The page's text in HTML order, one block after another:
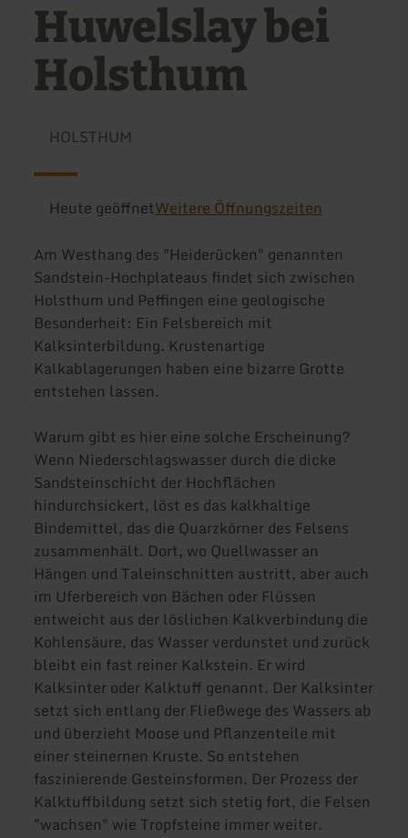
Huwelslay bei
Holsthum
HOLSTHUM
Heute geöffnetWeitere Öffnungszeiten
Am Westhang des "Heiderücken" genannten
Sandstein-Hochplateaus findet sich zwischen
Holsthum und Peffingen eine geologische
Besonderheit: Ein Felsbereich mit
Kalksinterbildung. Krustenartige
Kalkablagerungen haben eine bizarre Grotte
entstehen lassen.
Warum gibt es hier eine solche Erscheinung?
Wenn Niederschlagswasser durch die dicke
Sandsteinschicht der Hochflächen
hindurchsickert, löst es das kalkhaltige
Bindemittel, das die Quarzkörner des Felsens
zusammenhält. Dort, wo Quellwasser an
Hängen und Taleinschnitten austritt, aber auch
im Uferbereich von Bächen oder Flüssen
entweicht aus der löslichen Kalkverbindung die
Kohlensäure, das Wasser verdunstet und zurück
bleibt ein fast reiner Kalkstein. Er wird
Kalksinter oder Kalktuff genannt. Der Kalksinter
setzt sich entlang der Fließwege des Wassers ab
und überzieht Moose und Pflanzenteile mit
einer steinernen Kruste. So entstehen
faszinierende Gesteinsformen. Der Prozess der
Kalktuffbildung setzt sich stetig fort, die Felsen
"wachsen" wie Tropfsteine immer weiter.